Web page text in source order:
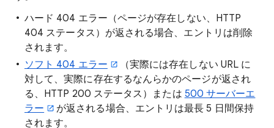
ハード 404 エラー（ページが存在しない、HTTP
404 ステータス）が返される場合、エントリは削除
されます。
ソフト 404 エラー
（実際には存在しない URL に
対して、実際に存在するなんらかのページが返され
る、HTTP 200 ステータス）または 500 サーバーエ
ラー
が返される場合、エントリは最長 5 日間保持
されます。